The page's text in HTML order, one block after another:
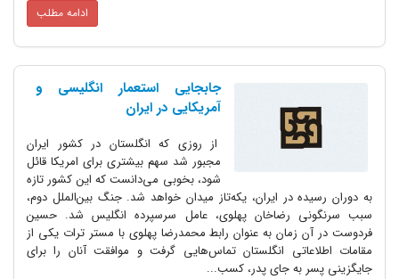
ادامه مطلب
جابجایی استعمار انگلیسی و
آمریکایی در ایران
از روزی که انگلستان در کشور ایران
مجبور شد سهم بیشتری برای امریکا قائل
شود، بخوبی می‌دانست که این کشور تازه
به دوران رسیده در ایران، یکه‌تاز میدان خواهد شد. جنگ بین‌الملل دوم،
سبب سرنگونی رضاخان پهلوی، عامل سرسپرده انگلیس شد. حسین
فردوست در آن زمان به عنوان رابط محمدرضا پهلوی با مستر ترات یکی از
مقامات اطلاعاتی انگلستان تماس‌هایی گرفت و موافقت آنان را برای
جایگزینی پسر به جای پدر، کسب...